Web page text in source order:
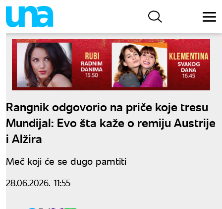
Rangnik odgovorio na priče koje tresu
Mundijal: Evo šta kaže o remiju Austrije
i Alžira
Meč koji će se dugo pamtiti
28.06.2026. 11:55